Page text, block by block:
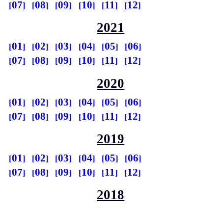
07
08 09 10 11 12
2021
01 02 03 04 05
06
07
08 09 10 11 12
2020
01 02 03 04 05
06
07
08 09 10 11 12
2019
01 02 03 04 05
06
07
08 09 10 11 12
2018